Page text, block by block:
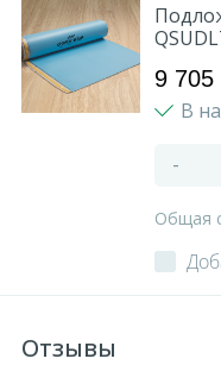
9 705
В
-
Общая
Отзывы